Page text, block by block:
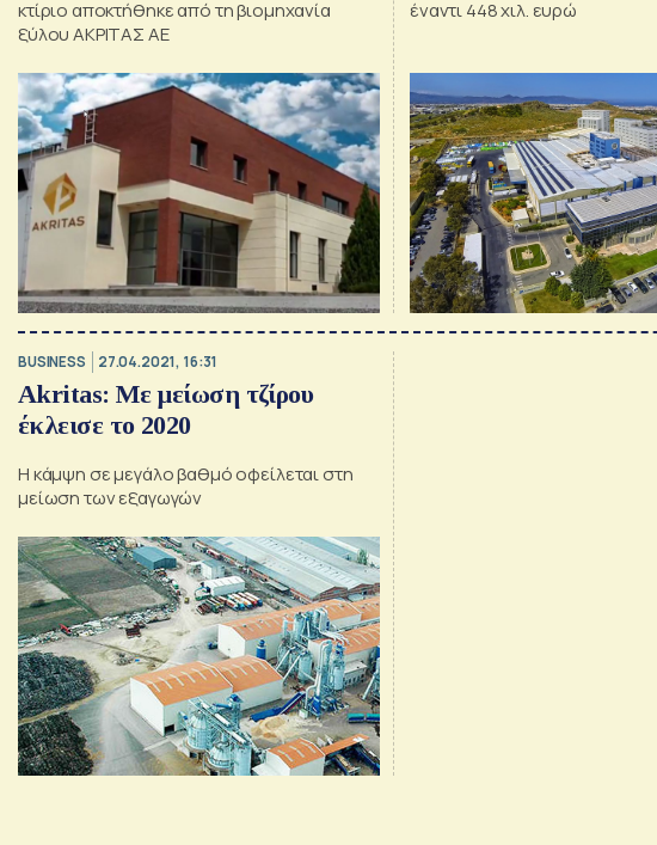
κτίριο αποκτήθηκε από τη βιομηχανία
ξύλου ΑΚΡΙΤΑΣ ΑΕ
έναντι 448 χιλ. ευρώ
BUSINESS 27.04.2021, 16:31
Akritas: Με μείωση τζίρου
έκλεισε το 2020
Η κάμψη σε μεγάλο βαθμό οφείλεται στη
μείωση των εξαγωγών